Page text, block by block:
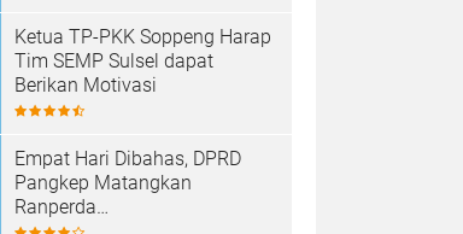
Ketua TP-PKK Soppeng Harap
Tim SEMP Sulsel dapat
Berikan Motivasi
Empat Hari Dibahas, DPRD
Pangkep Matangkan
Ranperda